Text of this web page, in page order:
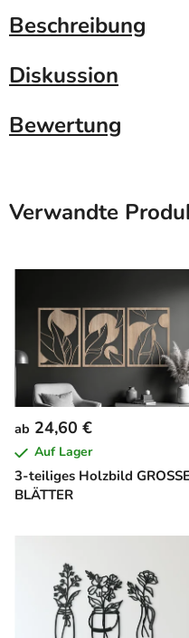
Beschreibung
Diskussion
Bewertung
Verwandte
3-teiliges Holzbild
BLÄTTER
ab 24,60 €
Auf Lager